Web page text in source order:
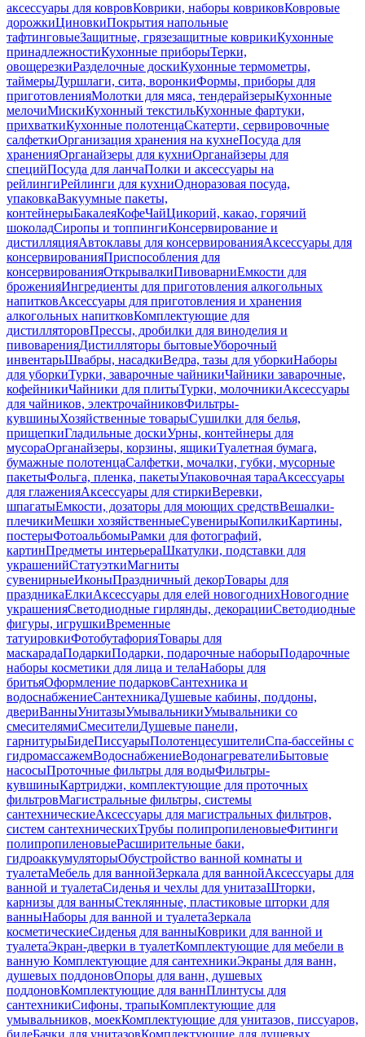
аксессуары для ковровКоврики, наборы ковриковКовровые
дорожкиЦиновкиПокрытия напольные
тафтинговыеЗащитные, грязезащитные коврикиКухонные
принадлежностиКухонные приборыТерки,
овощерезкиРазделочные доскиКухонные термометры,
таймерыДуршлаги, сита, воронкиФормы, приборы для
приготовленияМолотки для мяса, тендерайзерыКухонные
мелочиМискиКухонный текстильКухонные фартуки,
прихваткиКухонные полотенцаСкатерти, сервировочные
салфеткиОрганизация хранения на кухнеПосуда для
храненияОрганайзеры для кухниОрганайзеры для
специйПосуда для ланчаПолки и аксессуары на
рейлингиРейлинги для кухниОдноразовая посуда,
упаковкаВакуумные пакеты,
контейнерыБакалеяКофеЧайЦикорий, какао, горячий
шоколадСиропы и топпингиКонсервирование и
дистилляцияАвтоклавы для консервированияАксессуары для
консервированияПриспособления для
консервированияОткрывалкиПивоварниЕмкости для
броженияИнгредиенты для приготовления алкогольных
напитковАксессуары для приготовления и хранения
алкогольных напитковКомплектующие для
дистилляторовПрессы, дробилки для виноделия и
пивоваренияДистилляторы бытовыеУборочный
инвентарьШвабры, насадкиВедра, тазы для уборкиНаборы
для уборкиТурки, заварочные чайникиЧайники заварочные,
кофейникиЧайники для плитыТурки, молочникиАксессуары
для чайников, электрочайниковФильтры-
кувшиныХозяйственные товарыСушилки для белья,
прищепкиГладильные доскиУрны, контейнеры для
мусораОрганайзеры, корзины, ящикиТуалетная бумага,
бумажные полотенцаСалфетки, мочалки, губки, мусорные
пакетыФольга, пленка, пакетыУпаковочная тараАксессуары
для глаженияАксессуары для стиркиВеревки,
шпагатыЕмкости, дозаторы для моющих средствВешалки-
плечикиМешки хозяйственныеСувенирыКопилкиКартины,
постерыФотоальбомыРамки для фотографий,
картинПредметы интерьераШкатулки, подставки для
украшенийСтатуэткиМагниты
сувенирныеИконыПраздничный декорТовары для
праздникаЕлкиАксессуары для елей новогоднихНовогодние
украшенияСветодиодные гирлянды, декорацииСветодиодные
фигуры, игрушкиВременные
татуировкиФотобутафорияТовары для
маскарадаПодаркиПодарки, подарочные наборыПодарочные
наборы косметики для лица и телаНаборы для
бритьяОформление подарковСантехника и
водоснабжениеСантехникаДушевые кабины, поддоны,
двериВанныУнитазыУмывальникиУмывальники со
смесителямиСмесителиДушевые панели,
гарнитурыБидеПиссуарыПолотенцесушителиСпа-бассейны с
гидромассажемВодоснабжениеВодонагревателиБытовые
насосыПроточные фильтры для водыФильтры-
кувшиныКартриджи, комплектующие для проточных
фильтровМагистральные фильтры, системы
сантехническиеАксессуары для магистральных фильтров,
систем сантехническихТрубы полипропиленовыеФитинги
полипропиленовыеРасширительные баки,
гидроаккумуляторыОбустройство ванной комнаты и
туалетаМебель для ваннойЗеркала для ваннойАксессуары для
ванной и туалетаСиденья и чехлы для унитазаШторки,
карнизы для ванныСтеклянные, пластиковые шторки для
ванныНаборы для ванной и туалетаЗеркала
косметическиеСиденья для ванныКоврики для ванной и
туалетаЭкран-дверки в туалетКомплектующие для мебели в
ванную Комплектующие для сантехникиЭкраны для ванн,
душевых поддоновОпоры для ванн, душевых
поддоновКомплектующие для ваннПлинтусы для
сантехникиСифоны, трапыКомплектующие для
умывальников, моекКомплектующие для унитазов, писсуаров,
бидеБачки для унитазовКомплектующие для душевых